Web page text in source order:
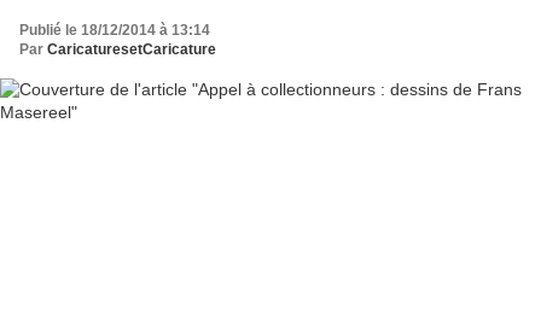
Publié le 18/12/2014 à 13:14
Par CaricaturesetCaricature